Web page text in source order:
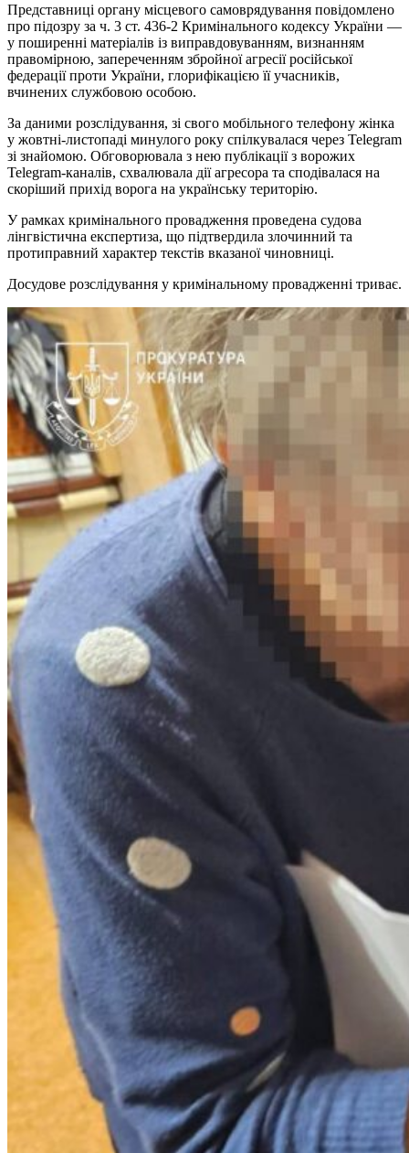
Представниці органу місцевого самоврядування повідомлено
про підозру за ч. 3 ст. 436-2 Кримінального кодексу України —
у поширенні матеріалів із виправдовуванням, визнанням
правомірною, запереченням збройної агресії російської
федерації проти України, глорифікацією її учасників,
вчинених службовою особою.
За даними розслідування, зі свого мобільного телефону жінка
у жовтні-листопаді минулого року спілкувалася через Telegram
зі знайомою. Обговорювала з нею публікації з ворожих
Telegram-каналів, схвалювала дії агресора та сподівалася на
скоріший прихід ворога на українську територію.
У рамках кримінального провадження проведена судова
лінгвістична експертиза, що підтвердила злочинний та
протиправний характер текстів вказаної чиновниці.
Досудове розслідування у кримінальному провадженні триває.